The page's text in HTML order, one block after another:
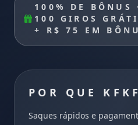
100% DE BÔNUS
100 GIROS
+ R$ 75 EM
POR QUE
Saques rápidos e